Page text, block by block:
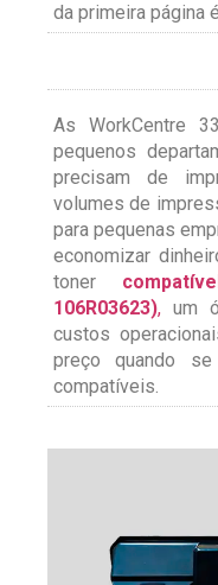
da primeira página
As WorkCentre
pequenos
precisam de
volumes de
para pequenas
economizar
toner
106R03623), um
custos
preço quando
compatíveis.